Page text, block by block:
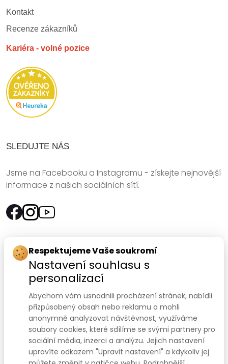
Kontakt
Recenze zákazníků
Kariéra - volné pozice
SLEDUJTE NÁS
Jsme na Facebooku a Instagramu - získejte nejnovější
informace z našich sociálních sítí.
Rychlý kontakt:
SANOMED, spol. s r.o.
Palackého třída 240/75
612 00 Brno-Královo Pole
Prodejna:+420 541 422 911,+420 541 422 912
e-mail:prodejna@sanomed.cz
Respektujeme Vaše soukromí
Nastavení souhlasu s
personalizací
Abychom vám usnadnili procházení stránek, nabídli
přizpůsobený obsah nebo reklamu a mohli
anonymně analyzovat návštěvnost, využíváme
soubory cookies, které sdílíme se svými partnery pro
sociální média, inzerci a analýzu. Jejich nastavení
upravíte odkazem "Upravit nastavení" a kdykoliv jej